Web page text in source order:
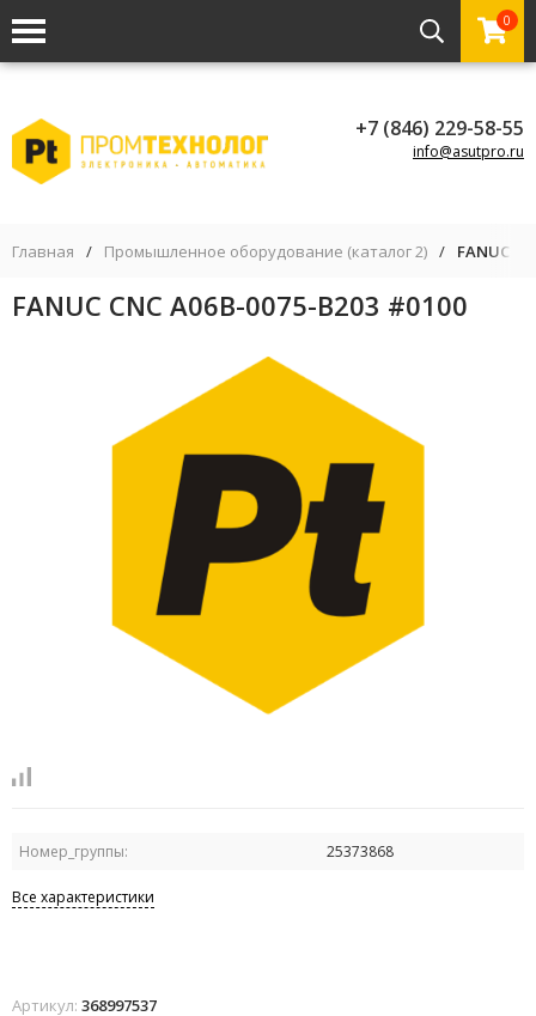
0
+7 (846) 229-58-55
info@asutpro.ru
Главная / Промышленное оборудование (каталог 2) / FANUC
FANUC CNC A06B-0075-B203 #0100
Номер_группы: 25373868
Все характеристики
Артикул: 368997537